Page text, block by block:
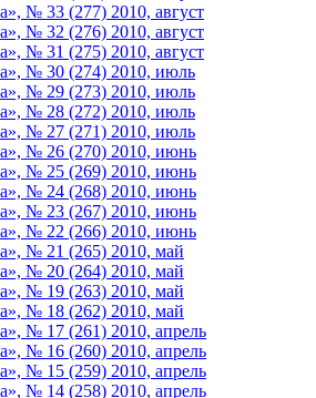
№ 33 (277) 2010, август
№ 32 (276) 2010, август
№ 31 (275) 2010, август
№ 30 (274) 2010, июль
№ 29 (273) 2010, июль
№ 28 (272) 2010, июль
№ 27 (271) 2010, июль
№ 26 (270) 2010, июнь
№ 25 (269) 2010, июнь
№ 24 (268) 2010, июнь
№ 23 (267) 2010, июнь
№ 22 (266) 2010, июнь
№ 21 (265) 2010, май
№ 20 (264) 2010, май
№ 19 (263) 2010, май
№ 18 (262) 2010, май
№ 17 (261) 2010, апрель
№ 16 (260) 2010, апрель
№ 15 (259) 2010, апрель
№ 14 (258) 2010, апрель